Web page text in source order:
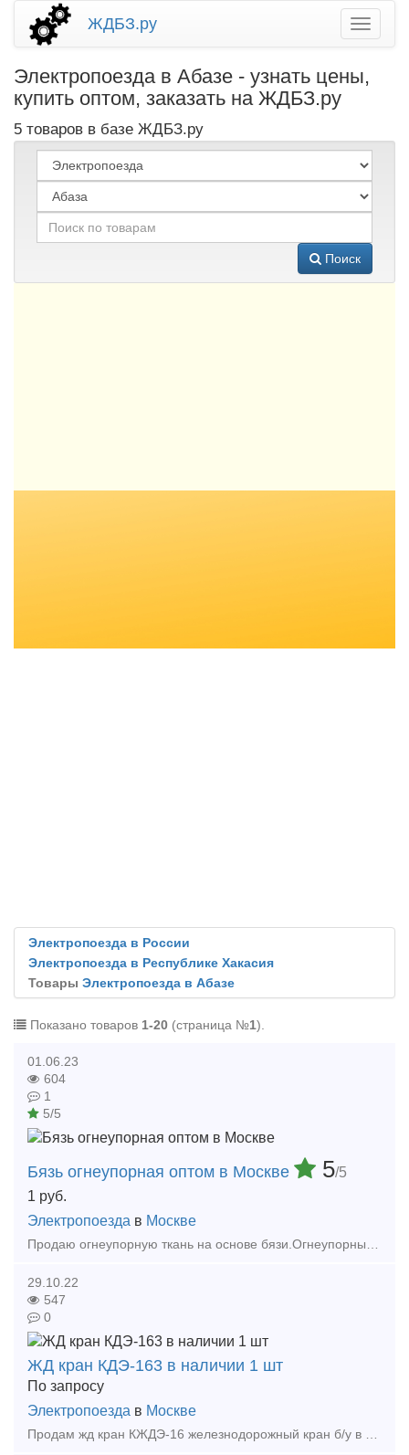
ЖДБЗ.ру
Электропоезда в Абазе - узнать цены,
купить оптом, заказать на ЖДБЗ.ру
5 товаров в базе ЖДБЗ.ру
Поиск
Электропоезда в России
Электропоезда в Республике Хакасия
Товары Электропоезда в Абазе
Показано товаров 1-20 (страница №1).
01.06.23
604
1
5/5
Бязь огнеупорная оптом в Москве 5/5
1 руб.
Электропоезда в Москве
29.10.22
547
0
ЖД кран КДЭ-163 в наличии 1 шт
По запросу
Электропоезда в Москве